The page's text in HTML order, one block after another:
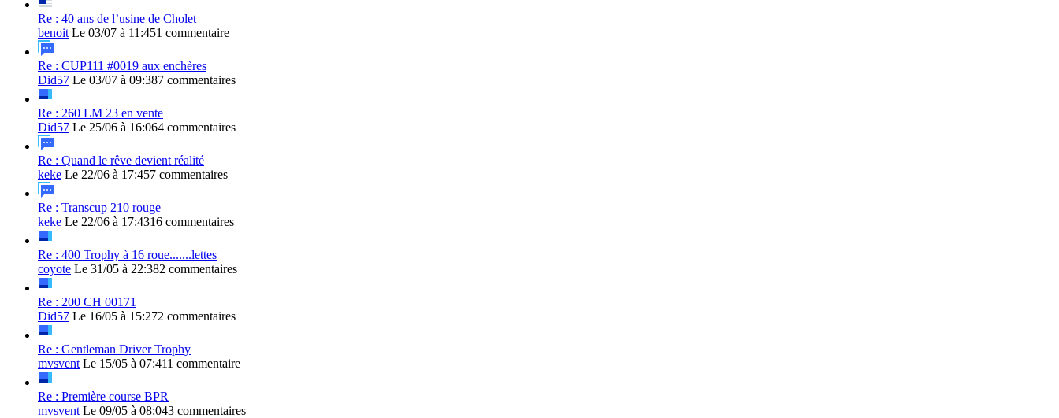
Re : 40 ans de l’usine de Cholet
benoit Le 03/07 à 11:451 commentaire
Re : CUP111 #0019 aux enchères
Did57 Le 03/07 à 09:387 commentaires
Re : 260 LM 23 en vente
Did57 Le 25/06 à 16:064 commentaires
Re : Quand le rêve devient réalité
keke Le 22/06 à 17:457 commentaires
Re : Transcup 210 rouge
keke Le 22/06 à 17:4316 commentaires
Re : 400 Trophy à 16 roue.......lettes
coyote Le 31/05 à 22:382 commentaires
Re : 200 CH 00171
Did57 Le 16/05 à 15:272 commentaires
Re : Gentleman Driver Trophy
mvsvent Le 15/05 à 07:411 commentaire
Re : Première course BPR
mvsvent Le 09/05 à 08:043 commentaires